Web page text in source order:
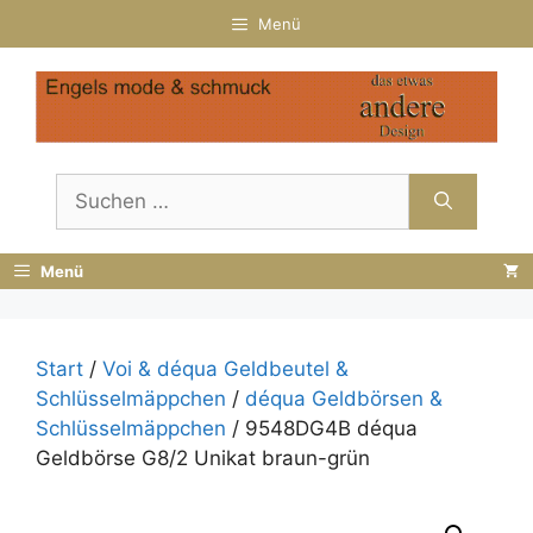
Inhalt
springen
Menü
nach:
Menü
Start / Voi & déqua Geldbeutel &
Schlüsselmäppchen / déqua Geldbörsen &
Schlüsselmäppchen / 9548DG4B déqua
Geldbörse G8/2 Unikat braun-grün